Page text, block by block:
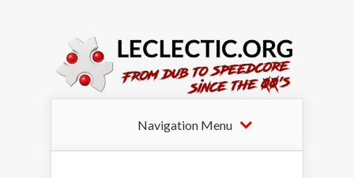
Navigation Menu